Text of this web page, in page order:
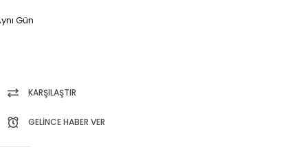
Gün
KARŞILAŞTIR
GELINCE HABER VER